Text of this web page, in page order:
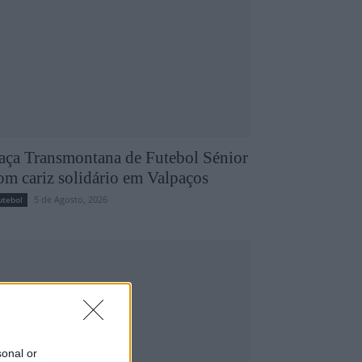
or
Transmontana de Futebol Sénior
cariz solidário em Valpaços
5 de Agosto, 2026